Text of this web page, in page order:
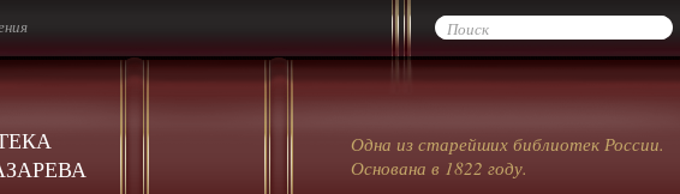
Одна из старейших библиотек России.
Основана в 1822 году.